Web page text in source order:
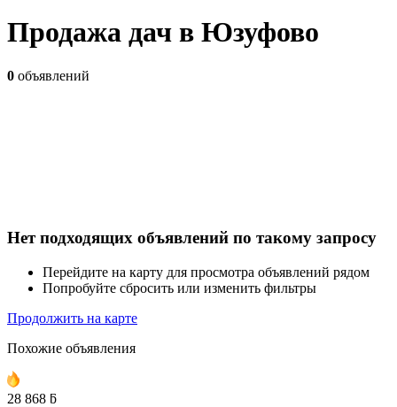
Продажа дач в Юзуфово
0 объявлений
Нет подходящих объявлений по такому запросу
Перейдите на карту для просмотра объявлений рядом
Попробуйте сбросить или изменить фильтры
Продолжить на карте
Похожие объявления
28 868 ƃ